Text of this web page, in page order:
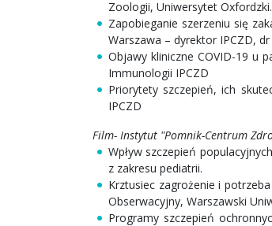
Zoologii, Uniwersytet Oxfordzki.
Zapobieganie szerzeniu się
Warszawa – dyrektor IPCZD,
Objawy kliniczne COVID-19 u
Immunologii IPCZD
Priorytety szczepień, ich
IPCZD
Film- Instytut "Pomnik-Centrum
Wpływ szczepień
z zakresu pediatrii.
Krztusiec zagrożenie i
Obserwacyjny, Warszawski
Programy szczepień